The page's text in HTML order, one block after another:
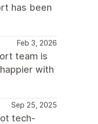
has been
Feb 3, 2026
team is
with
Sep 25, 2025
tech-